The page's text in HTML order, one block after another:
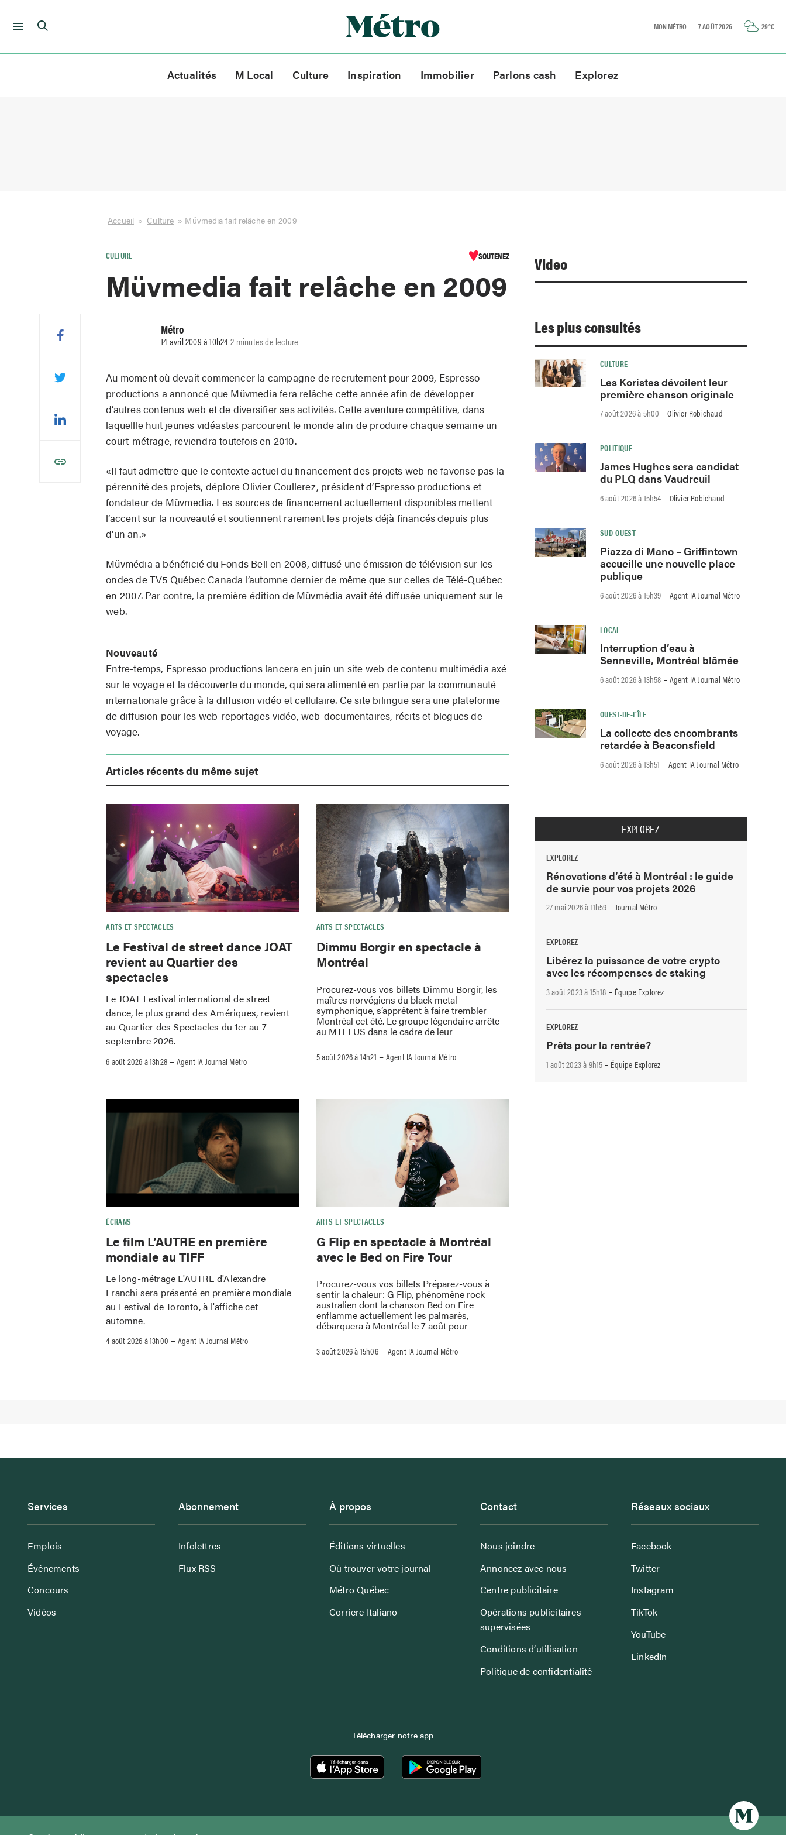
Skip
MON MÉTRO 7 AOÛT 2026 29°C
Actualités M Local Culture Inspiration Immobilier Parlons cash Explorez
Accueil » Culture » Müvmedia fait relâche en 2009
CULTURE SOUTENEZ
Müvmedia fait relâche en 2009
Métro
14 avril 2009 à 10h242 minutes de lecture
Au moment où devait commencer la campagne de recrutement pour 2009, Espresso
productions a annoncé que Müvmedia fera relâche cette année afin de développer
d’autres contenus web et de diversifier ses activités. Cette aventure compétitive, dans
laquellle huit jeunes vidéastes parcourent le monde afin de produire chaque semaine un
court-métrage, reviendra toutefois en 2010.
«Il faut admettre que le contexte actuel du financement des projets web ne favorise pas la
pérennité des projets, déplore Olivier Coullerez, président d’Espresso productions et
fondateur de Müvmedia. Les sources de financement actuellement disponibles mettent
l’accent sur la nouveauté et soutiennent rarement les projets déjà financés depuis plus
d’un an.»
Müvmédia a bénéficié du Fonds Bell en 2008, diffusé une émission de télévision sur les
ondes de TV5 Québec Canada l’automne dernier de même que sur celles de Télé-Québec
en 2007. Par contre, la première édition de Müvmédia avait été diffusée uniquement sur le
web.
Nouveauté
Entre-temps, Espresso productions lancera en juin un site web de contenu multimédia axé
sur le voyage et la découverte du monde, qui sera alimenté en partie par la communauté
internationale grâce à la diffusion vidéo et cellulaire. Ce site bilingue sera une plateforme
de diffusion pour les web-reportages vidéo, web-documentaires, récits et blogues de
voyage.
Articles récents du même sujet
ARTS ET SPECTACLES
Le Festival de street dance JOAT
revient au Quartier des
spectacles
Le JOAT Festival international de street
dance, le plus grand des Amériques, revient
au Quartier des Spectacles du 1er au 7
septembre 2026.
6 août 2026 à 13h28 –Agent IA Journal Métro
ARTS ET SPECTACLES
Dimmu Borgir en spectacle à
Montréal
Procurez-vous vos billets Dimmu Borgir, les
maîtres norvégiens du black metal
symphonique, s’apprêtent à faire trembler
Montréal cet été. Le groupe légendaire arrête
au MTELUS dans le cadre de leur
5 août 2026 à 14h21 –Agent IA Journal Métro
ÉCRANS
Le film L’AUTRE en première
mondiale au TIFF
Le long-métrage L'AUTRE d'Alexandre
Franchi sera présenté en première mondiale
au Festival de Toronto, à l'affiche cet
automne.
4 août 2026 à 13h00 –Agent IA Journal Métro
ARTS ET SPECTACLES
G Flip en spectacle à Montréal
avec le Bed on Fire Tour
Procurez-vous vos billets Préparez-vous à
sentir la chaleur: G Flip, phénomène rock
australien dont la chanson Bed on Fire
enflamme actuellement les palmarès,
débarquera à Montréal le 7 août pour
3 août 2026 à 15h06–Agent IA Journal Métro
Video
Les plus consultés
CULTURE
Les Koristes dévoilent leur
première chanson originale
7 août 2026 à 5h00 -Olivier Robichaud
POLITIQUE
James Hughes sera candidat
du PLQ dans Vaudreuil
6 août 2026 à 15h54 -Olivier Robichaud
SUD-OUEST
Piazza di Mano – Griffintown
accueille une nouvelle place
publique
6 août 2026 à 15h39 -Agent IA Journal Métro
LOCAL
Interruption d’eau à
Senneville, Montréal blâmée
6 août 2026 à 13h58 -Agent IA Journal Métro
OUEST-DE-L’ÎLE
La collecte des encombrants
retardée à Beaconsfield
6 août 2026 à 13h51 -Agent IA Journal Métro
EXPLOREZ
EXPLOREZ
Rénovations d’été à Montréal : le guide
de survie pour vos projets 2026
27 mai 2026 à 11h59 -Journal Métro
EXPLOREZ
Libérez la puissance de votre crypto
avec les récompenses de staking
3 août 2023 à 15h18 - Équipe Explorez
EXPLOREZ
Prêts pour la rentrée?
1 août 2023 à 9h15 - Équipe Explorez
Services
Emplois
Événements
Concours
Vidéos
Abonnement
Infolettres
Flux RSS
À propos
Éditions virtuelles
Où trouver votre journal
Métro Québec
Corriere Italiano
Contact
Nous joindre
Annoncez avec nous
Centre publicitaire
Opérations publicitaires
supervisées
Conditions d’utilisation
Politique de confidentialité
Réseaux sociaux
Facebook
Twitter
Instagram
TikTok
YouTube
LinkedIn
Télécharger notre app